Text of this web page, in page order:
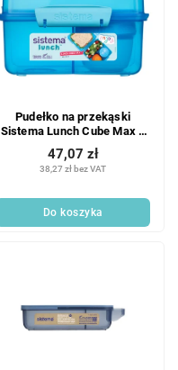
Pudełko na przekąski
Sistema Lunch Cube Max z
pojemnikiem na jogurt i
podwójną pokrywką, 2 l,
niebieskie
38,27 zł bez VAT
47,07 zł
Do koszyka